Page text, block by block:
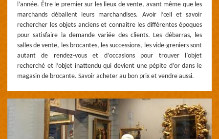
l’année. Être le premier sur les lieux de vente, avant même que les
marchands déballent leurs marchandises. Avoir l’œil et savoir
rechercher les objets anciens et connaitre les différentes époques
pour satisfaire la demande variée des clients. Les débarras, les
salles de vente, les brocantes, les successions, les vide-greniers sont
autant de rendez-vous et d’occasions pour trouver l’objet
recherché et l’objet inattendu qui devient une pépite d’or dans le
magasin de brocante. Savoir acheter au bon prix et vendre aussi.